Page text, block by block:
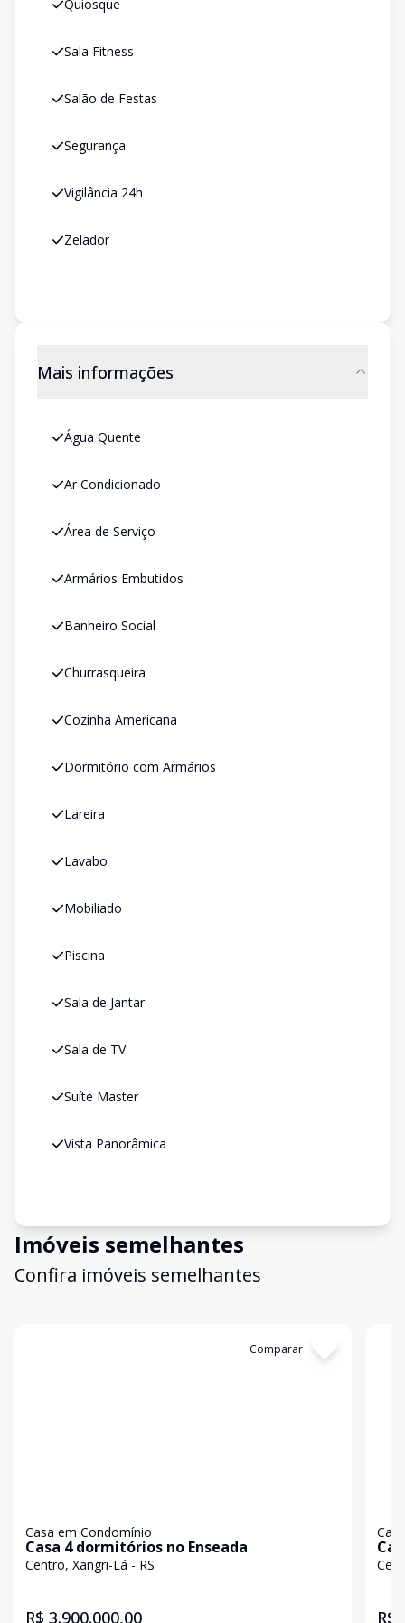
Quiosque
Sala Fitness
Salão de Festas
Segurança
Vigilância 24h
Zelador
Mais informações
Água Quente
Ar Condicionado
Área de Serviço
Armários Embutidos
Banheiro Social
Churrasqueira
Cozinha Americana
Dormitório com Armários
Lareira
Lavabo
Mobiliado
Piscina
Sala de Jantar
Sala de TV
Suíte Master
Vista Panorâmica
Imóveis semelhantes
Confira imóveis semelhantes
Comparar
Casa em Condomínio
Casa 4 dormitórios no Enseada
Centro, Xangri-Lá - RS
R$ 3.900.000,00 R$